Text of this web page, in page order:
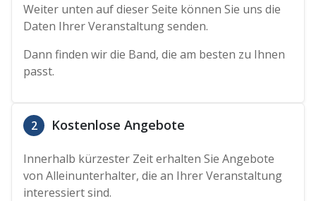
Weiter unten auf dieser Seite können Sie uns die
Daten Ihrer Veranstaltung senden.
Dann finden wir die Band, die am besten zu Ihnen
passt.
2 Kostenlose Angebote
Innerhalb kürzester Zeit erhalten Sie Angebote
von Alleinunterhalter, die an Ihrer Veranstaltung
interessiert sind.